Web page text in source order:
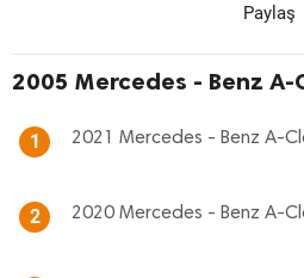
Paylaş
2005 Mercedes - Benz A-
1 2021 Mercedes - Benz A-
2 2020 Mercedes - Benz A-